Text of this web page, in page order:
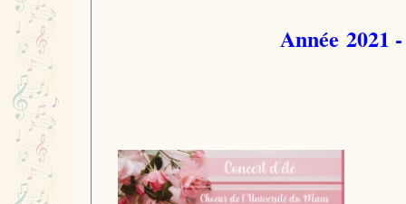
Année 2021